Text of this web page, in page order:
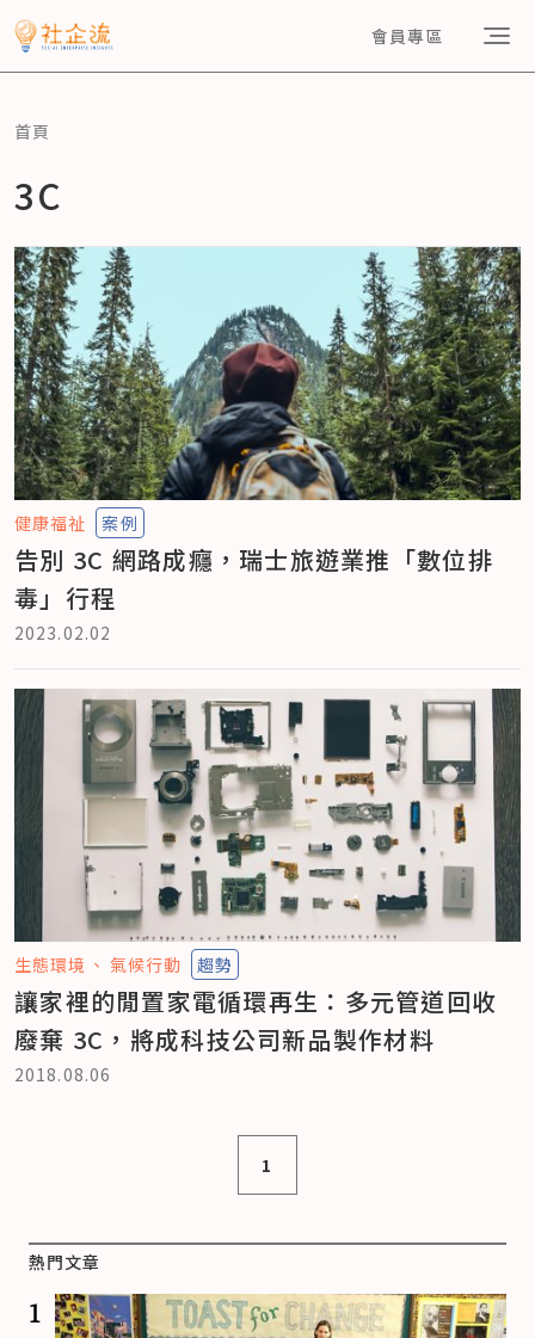
會員專區
首頁
3C
健康福祉 案例
告別 3C 網路成癮，瑞士旅遊業推「數位排
毒」行程
2023.02.02
生態環境 氣候行動 趨勢
讓家裡的閒置家電循環再生：多元管道回收
廢棄 3C，將成科技公司新品製作材料
2018.08.06
1
熱門文章
1